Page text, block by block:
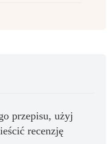
przepisu, użyj
recenzję